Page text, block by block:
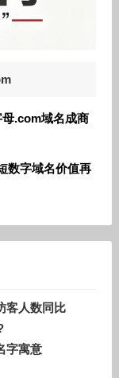
.com域名成商
数字域名价值再
客人数同比
字寓意